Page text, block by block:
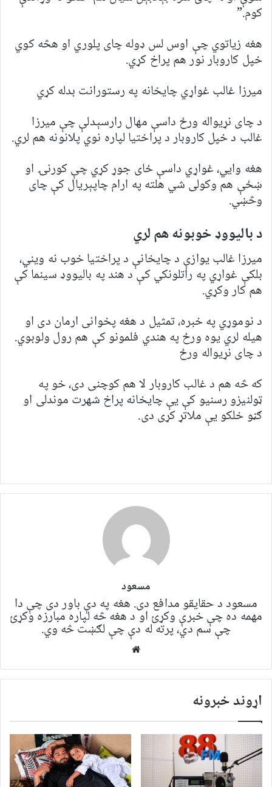
کوم.”
هغه زیاتوي چې اوس لس ډوله چای پلوري او هڅه کوي
خپل کاروبار نور هم پراخ کړي.
میرزا غالب غواړي چایخانه په رستورانت بدله کړي
د چای نړیواله ورځ داسې مهال رارسېدلې چې میرزا
غالب د خپل کاروبار د پراختیا لپاره نوي پلانونه هم لري.
هغه وایي، غواړي داسې ځای جوړ کړي چې کورنۍ او
ښځې هم وکولی شي هلته په ارام چاپېریال کې چای
وڅښي.
د بالیووډ خوبونه هم لري
میرزا غالب یوازې د چایخانې د پراختیا خوب نه ویني،
بلکې غواړي په راتلونکي کې د هند په بالیووډ سینما کې
هم کار وکړي.
د نوموړي په خبره، تمثیل د هغه پخوانی ارمان دی او
هیله لري یوه ورځ په هندي فلمونو کې هم رول ولوبوي.
د چای نړیواله ورځ
که څه هم د غالب کاروبار لا هم کوچنی دی، خو په
ټولنیزو رسنیو کې یې چایخانه پراخ شهرت موندلی او
ګڼو خلکو یې ملاتړ کړی دی.
مسعود
مسعود د حقایقو مدافع دی. هغه په ​​​​دې باور دی چې دا
مهمه ده چې خبرې وکړئ او د هغه څه لپاره مبارزه وکړئ
چې سم دي، پرته له دې چې لګښت څه وي.
اړوند خبرونه